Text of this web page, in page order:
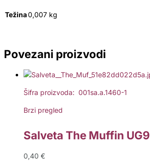
Težina0,007 kg
Povezani proizvodi
Šifra proizvoda: 001sa.a.1460-1
Brzi pregled
Salveta The Muffin UG9
0,40 €